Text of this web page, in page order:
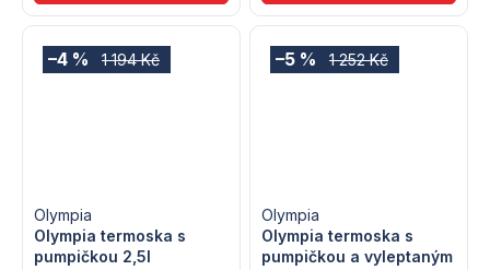
1 194 Kč
–4 %
Olympia termoska s
pumpičkou 2,5l
Olympia
1 252 Kč
–5 %
Olympia termoska s
pumpičkou a vyleptaným
Olympia